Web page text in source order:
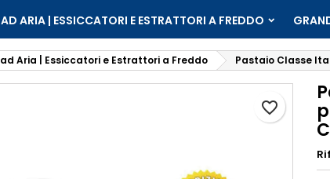
ARIA | ESSICCATORI E ESTRATTORI A FREDDO
Aria | Essiccatori e Estrattori a Freddo Pastaio Classe
favorite_border